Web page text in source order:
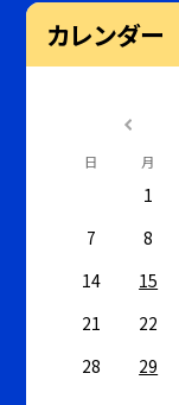
カレンダー
日 月
1
7
8
14
15
21
22
28
29